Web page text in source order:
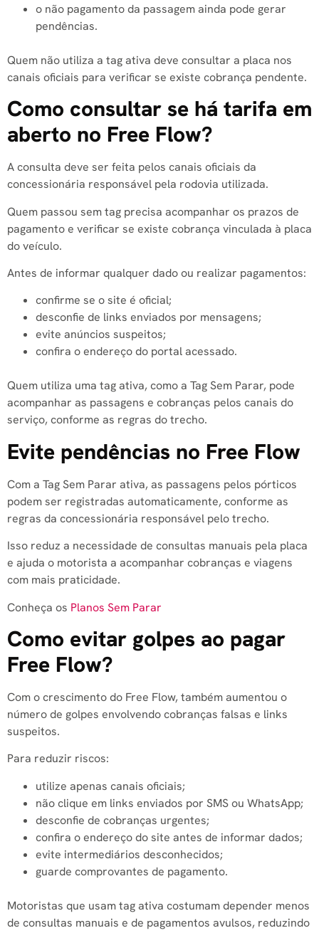
o não pagamento da passagem ainda pode gerar
pendências.
Quem não utiliza a tag ativa deve consultar a placa nos
canais oficiais para verificar se existe cobrança pendente.
Como consultar se há tarifa em
aberto no Free Flow?
A consulta deve ser feita pelos canais oficiais da
concessionária responsável pela rodovia utilizada.
Quem passou sem tag precisa acompanhar os prazos de
pagamento e verificar se existe cobrança vinculada à placa
do veículo.
Antes de informar qualquer dado ou realizar pagamentos:
confirme se o site é oficial;
desconfie de links enviados por mensagens;
evite anúncios suspeitos;
confira o endereço do portal acessado.
Quem utiliza uma tag ativa, como a Tag Sem Parar, pode
acompanhar as passagens e cobranças pelos canais do
serviço, conforme as regras do trecho.
Evite pendências no Free Flow
Com a Tag Sem Parar ativa, as passagens pelos pórticos
podem ser registradas automaticamente, conforme as
regras da concessionária responsável pelo trecho.
Isso reduz a necessidade de consultas manuais pela placa
e ajuda o motorista a acompanhar cobranças e viagens
com mais praticidade.
Conheça os Planos Sem Parar
Como evitar golpes ao pagar
Free Flow?
Com o crescimento do Free Flow, também aumentou o
número de golpes envolvendo cobranças falsas e links
suspeitos.
Para reduzir riscos:
utilize apenas canais oficiais;
não clique em links enviados por SMS ou WhatsApp;
desconfie de cobranças urgentes;
confira o endereço do site antes de informar dados;
evite intermediários desconhecidos;
guarde comprovantes de pagamento.
Motoristas que usam tag ativa costumam depender menos
de consultas manuais e de pagamentos avulsos, reduzindo